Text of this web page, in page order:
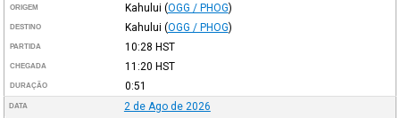
ORIGEM Kahului (OGG / PHOG)
DESTINO Kahului (OGG / PHOG)
PARTIDA 10:28 HST
CHEGADA 11:20 HST
DURAÇÃO 0:51
DATA 2 de Ago de 2026